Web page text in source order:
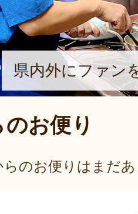
県内外にファン
お便り
らのお便りはまだ